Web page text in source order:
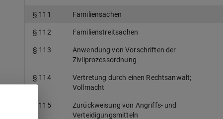
§ 111 Familiensachen
§ 112 Familienstreitsachen
§ 113
Anwendung von Vorschriften der
Zivilprozessordnung
§ 114
Vertretung durch einen Rechtsanwalt;
Vollmacht
§ 115
Zurückweisung von Angriffs- und
Verteidigungsmitteln